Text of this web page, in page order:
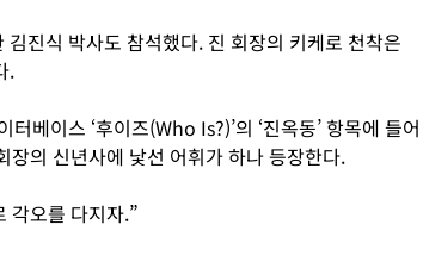
김진식 박사도 참석했다. 진 회장의 키케로 천착은
.
베이스 ‘후이즈(Who Is?)’의 ‘진옥동’ 항목에 들어
장의 신년사에 낯선 어휘가 하나 등장한다.
각오를 다지자.”